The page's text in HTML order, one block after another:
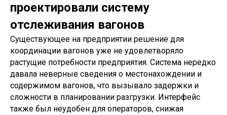
проектировали систему
отслеживания вагонов
Существующее на предприятии решение для
координации вагонов уже не удовлетворяло
растущие потребности предприятия. Система нередко
давала неверные сведения о местонахождении и
содержимом вагонов, что вызывало задержки и
сложности в планировании разгрузки. Интерфейс
также был неудобен для операторов, снижая